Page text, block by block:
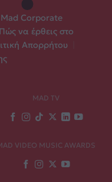
Mad Corporate
Πώς να έρθεις στο
Απορρήτου
MAD TV
VIDEO MUSIC AWARDS